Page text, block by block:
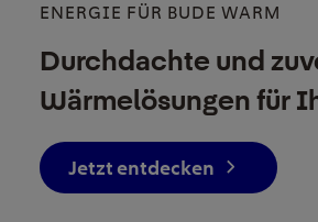
ENERGIE FÜR BUDE WARM
Durchdachte und
Wärmelösungen für
Jetzt entdecken